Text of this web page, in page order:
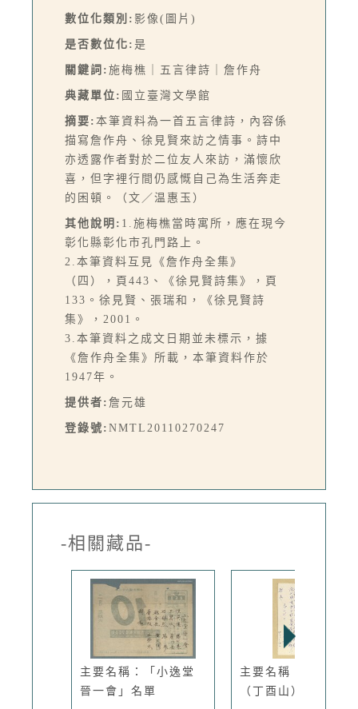
數位化類別: 影像(圖片)
是否數位化: 是
關鍵詞: 施梅樵｜五言律詩｜詹作舟
典藏單位: 國立臺灣文學館
摘要: 本筆資料為一首五言律詩，內容係
描寫詹作舟、徐見賢來訪之情事。詩中
亦透露作者對於二位友人來訪，滿懷欣
喜，但字裡行間仍感慨自己為生活奔走
的困頓。（文／温惠玉）
其他說明: 1.施梅樵當時寓所，應在現今
彰化縣彰化市孔門路上。
2.本筆資料互見《詹作舟全集》
（四），頁443、《徐見賢詩集》，頁
133。徐見賢、張瑞和，《徐見賢詩
集》，2001。
3.本筆資料之成文日期並未標示，據
《詹作舟全集》所載，本筆資料作於
1947年。
提供者: 詹元雄
登錄號: NMTL20110270247
-相關藏品-
主要名稱：「小逸堂
晉一會」名單
主要名稱：丁瑞乾
（丁酉山）致...